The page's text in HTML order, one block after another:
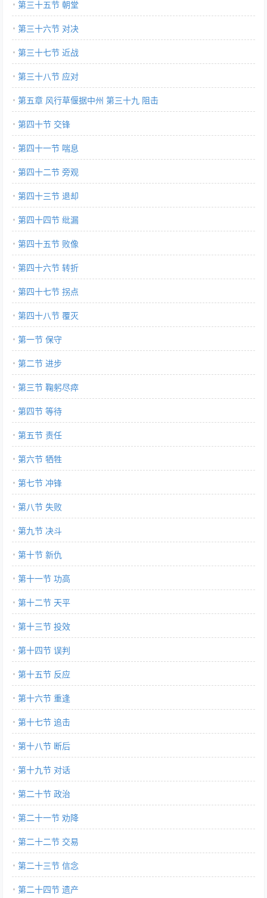
第三十五节 朝堂
第三十六节 对决
第三十七节 近战
第三十八节 应对
第五章 风行草偃据中州 第三十九 阻击
第四十节 交锋
第四十一节 喘息
第四十二节 旁观
第四十三节 退却
第四十四节 纰漏
第四十五节 败像
第四十六节 转折
第四十七节 拐点
第四十八节 覆灭
第一节 保守
第二节 进步
第三节 鞠躬尽瘁
第四节 等待
第五节 责任
第六节 牺牲
第七节 冲锋
第八节 失败
第九节 决斗
第十节 新仇
第十一节 功高
第十二节 天平
第十三节 投效
第十四节 误判
第十五节 反应
第十六节 重逢
第十七节 追击
第十八节 断后
第十九节 对话
第二十节 政治
第二十一节 劝降
第二十二节 交易
第二十三节 信念
第二十四节 遗产